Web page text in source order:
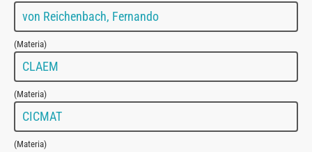
von Reichenbach, Fernando
(Materia)
CLAEM
(Materia)
CICMAT
(Materia)